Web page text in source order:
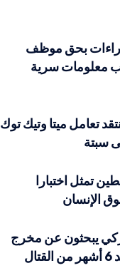
بحق موظف
معلومات سرية
تعامل ميتا وتيك توك
سبتة
تمثل اختبارا
الإنسان
يبحثون عن مخرج